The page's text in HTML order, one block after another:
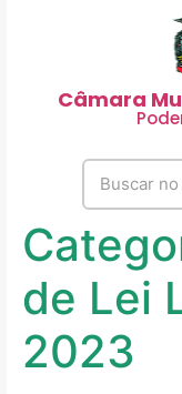
Câmara
de Lei
2023